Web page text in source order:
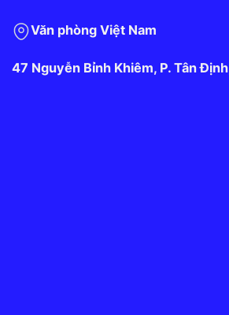
Văn phòng Việt Nam
47 Nguyễn Bỉnh Khiêm, P. Tân